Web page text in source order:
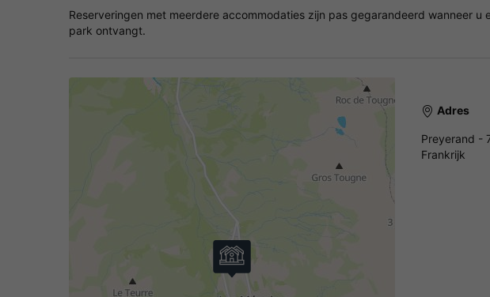
Reserveringen met meerdere accommodaties zijn pas gegarandeerd wanneer u
park ontvangt.
Adres
Preyerand -
Frankrijk